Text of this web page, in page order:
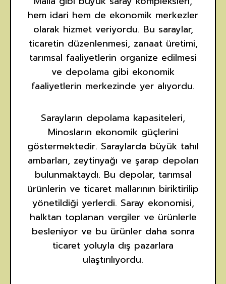
hem idari hem de ekonomik merkezler
olarak hizmet veriyordu. Bu saraylar,
ticaretin düzenlenmesi, zanaat üretimi,
tarımsal faaliyetlerin organize edilmesi
ve depolama gibi ekonomik
faaliyetlerin merkezinde yer alıyordu.
Sarayların depolama kapasiteleri,
Minosların ekonomik güçlerini
göstermektedir. Saraylarda büyük tahıl
ambarları, zeytinyağı ve şarap depoları
bulunmaktaydı. Bu depolar, tarımsal
ürünlerin ve ticaret mallarının biriktirilip
yönetildiği yerlerdi. Saray ekonomisi,
halktan toplanan vergiler ve ürünlerle
besleniyor ve bu ürünler daha sonra
ticaret yoluyla dış pazarlara
ulaştırılıyordu.